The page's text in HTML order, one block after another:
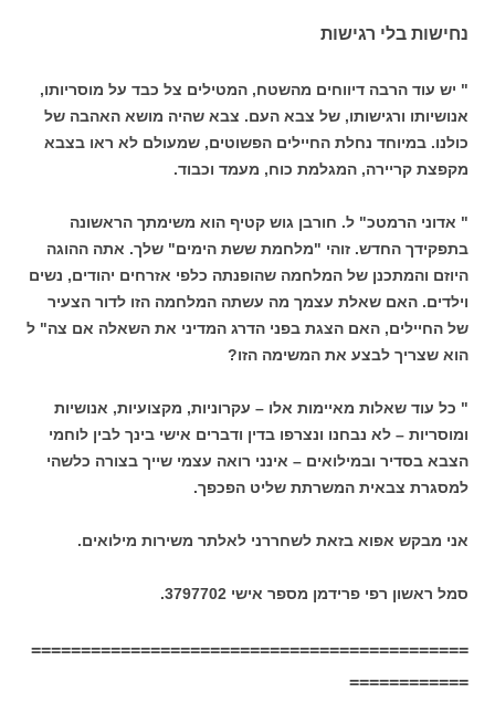
נחישות בלי רגישות
" יש עוד הרבה דיווחים מהשטח, המטילים צל כבד על מוסריותו,
אנושיותו ורגישותו, של צבא העם. צבא שהיה מושא האהבה של
כולנו. במיוחד נחלת החיילים הפשוטים, שמעולם לא ראו בצבא
מקפצת קריירה, המגלמת כוח, מעמד וכבוד.
" אדוני הרמטכ" ל. חורבן גוש קטיף הוא משימתך הראשונה
בתפקידך החדש. זוהי "מלחמת ששת הימים" שלך. אתה ההוגה
היוזם והמתכנן של המלחמה שהופנתה כלפי אזרחים יהודים, נשים
וילדים. האם שאלת עצמך מה עשתה המלחמה הזו לדור הצעיר
של החיילים, האם הצגת בפני הדרג המדיני את השאלה אם צה" ל
הוא שצריך לבצע את המשימה הזו?
" כל עוד שאלות מאיימות אלו – עקרוניות, מקצועיות, אנושיות
ומוסריות – לא נבחנו ונצרפו בדין ודברים אישי בינך לבין לוחמי
הצבא בסדיר ובמילואים – אינני רואה עצמי שייך בצורה כלשהי
למסגרת צבאית המשרתת שליט הפכפך.
אני מבקש אפוא בזאת לשחררני לאלתר משירות מילואים.
סמל ראשון רפי פרידמן מספר אישי 3797702.
============================================
============